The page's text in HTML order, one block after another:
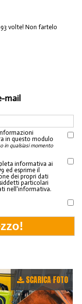
volte! Non fartelo
mail
in questo modulo
in qualsiasi momento
informativa ai
ed esprime il
dei propri dati
particolari
nell'informativa.
SCARICA FOTO